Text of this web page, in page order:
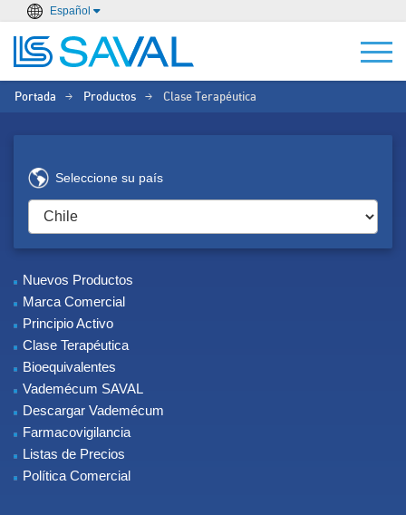
Español
Portada > Productos > Clase Terapéutica
Seleccione su país
Nuevos Productos
Marca Comercial
Principio Activo
Clase Terapéutica
Bioequivalentes
Vademécum SAVAL
Descargar Vademécum
Farmacovigilancia
Listas de Precios
Política Comercial